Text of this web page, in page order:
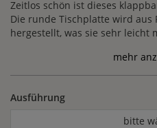
Zeitlos schön ist dieses
Die runde Tischplatte wird aus
hergestellt, was sie sehr leicht
pflegeleicht und langlebig und
Schlichtheit jeder Umgebung
mehr
Ausführung
bitte